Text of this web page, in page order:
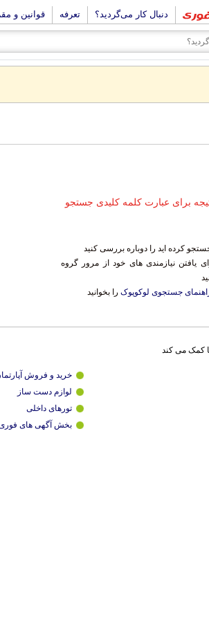
دنبال کار می‌گردید؟ تعرفه قوانین و
برای عبارت کلمه کلیدی جستجو
کرده اید را دوباره بررسی کنید
یافتن نیازمندی های خود از مرور گروه
جستجوی لوکوپوک را بخوانید
کمک می کند
خرید و فروش
لوازم دست ساز
تورهای داخلی
بخش آگهی های